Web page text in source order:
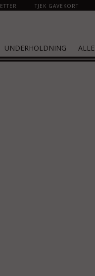
TJEK GAVEKORT
UNDERHOLDNING ALLE